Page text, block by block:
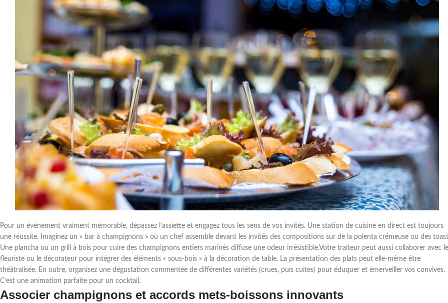
Pour un événement vraiment mémorable, dépassez l’assiette et engagez tous les sens de vos invités. Une station de cuisine en direct est toujours
une réussite. Imaginez un « bar à champignons » où un chef assemble devant les invités des compositions sur de la polenta crémeuse ou des
Une plancha ou un grill à bois pour cuire des champignons entiers marinés diffuse une odeur irrésistible.Votre traiteur peut aussi collaborer avec le
fleuriste ou le décorateur pour intégrer des éléments « sous-bois » à la décoration de table. La présentation des plats peut elle-même être
théâtralisée. En outre, organisez une dégustation commentée de différentes variétés (crues, puis cuites) pour éduquer et émerveiller vos convives.
C’est une animation parfaite pour un cocktail.
Associer champignons et accords mets-boissons innovants